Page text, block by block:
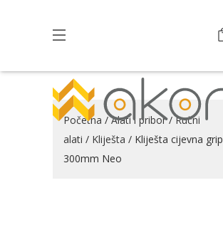
Početna /Alati i pribor/Ručni
alati / Kliješta / Kliješta cijevna grip
300mm Neo